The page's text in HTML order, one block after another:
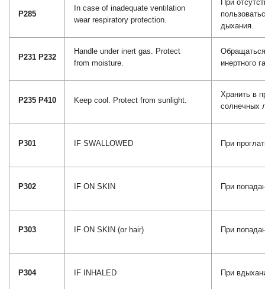
P285
In case of inadequate ventilation
wear respiratory protection.
При
дыхания.
P231 P232
Handle under inert gas. Protect
from moisture.
инертного
P235 P410 Keep cool. Protect from sunlight.
Хранить в
солнечных
P301 IF SWALLOWED При
P302 IF ON SKIN При
P303 IF ON SKIN (or hair) При
P304 IF INHALED При